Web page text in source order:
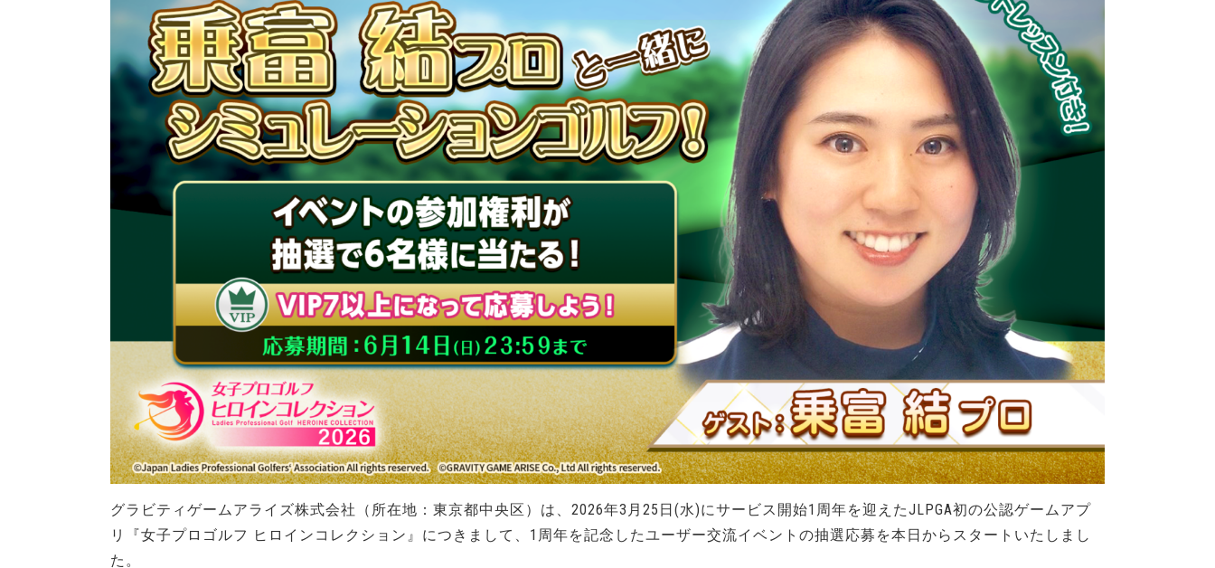
グラビティゲームアライズ株式会社（所在地：東京都中央区）は、2026年3月25日(水)にサービス開始1周年を迎えたJLPGA初の公認ゲームアプ
リ『女子プロゴルフ ヒロインコレクション』につきまして、1周年を記念したユーザー交流イベントの抽選応募を本日からスタートいたしまし
た。